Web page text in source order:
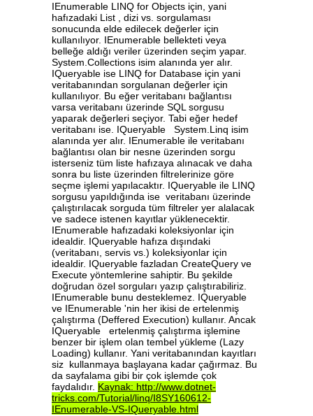
IEnumerable LINQ for Objects için, yani
hafızadaki List , dizi vs. sorgulaması
sonucunda elde edilecek değerler için
kullanılıyor. IEnumerable bellekteti veya
belleğe aldığı veriler üzerinden seçim yapar.
System.Collections isim alanında yer alır.
IQueryable ise LINQ for Database için yani
veritabanından sorgulanan değerler için
kullanılıyor. Bu eğer veritabanı bağlantısı
varsa veritabanı üzerinde SQL sorgusu
yaparak değerleri seçiyor. Tabi eğer hedef
veritabanı ise. IQueryable System.Linq isim
alanında yer alır. IEnumerable ile veritabanı
bağlantısı olan bir nesne üzerinden sorgu
isterseniz tüm liste hafızaya alınacak ve daha
sonra bu liste üzerinden filtrelerinize göre
seçme işlemi yapılacaktır. IQueryable ile LINQ
sorgusu yapıldığında ise veritabanı üzerinde
çalıştırılacak sorguda tüm filtreler yer alalacak
ve sadece istenen kayıtlar yüklenecektir.
IEnumerable hafızadaki koleksiyonlar için
idealdir. IQueryable hafıza dışındaki
(veritabanı, servis vs.) koleksiyonlar için
idealdir. IQueryable fazladan CreateQuery ve
Execute yöntemlerine sahiptir. Bu şekilde
doğrudan özel sorguları yazıp çalıştırabiliriz.
IEnumerable bunu desteklemez. IQueryable
ve IEnumerable 'nin her ikisi de ertelenmiş
çalıştırma (Deffered Execution) kullanır. Ancak
IQueryable ertelenmiş çalıştırma işlemine
benzer bir işlem olan tembel yükleme (Lazy
Loading) kullanır. Yani veritabanından kayıtları
siz kullanmaya başlayana kadar çağırmaz. Bu
da sayfalama gibi bir çok işlemde çok
faydalıdır. Kaynak: http://www.dotnet-
tricks.com/Tutorial/linq/I8SY160612-
IEnumerable-VS-IQueryable.html